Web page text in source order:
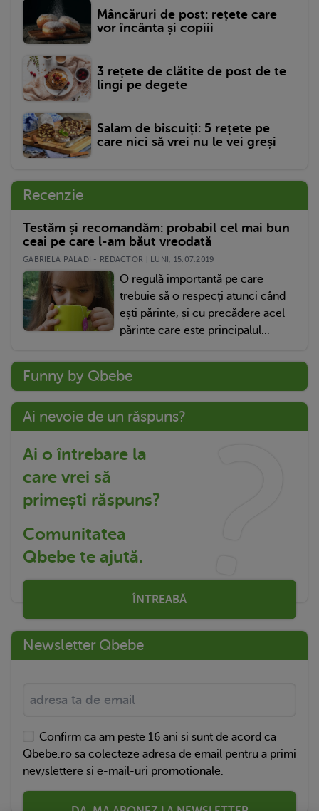
Mâncăruri de post: rețete care
vor încânta și copiii
3 rețete de clătite de post de te
lingi pe degete
Salam de biscuiți: 5 rețete pe
care nici să vrei nu le vei greși
Recenzie
Testăm și recomandăm: probabil cel mai bun
ceai pe care l-am băut vreodată
GABRIELA PALADI - REDACTOR | LUNI, 15.07.2019
O regulă importantă pe care
trebuie să o respecți atunci când
ești părinte, și cu precădere acel
părinte care este principalul...
Funny by Qbebe
Ai nevoie de un răspuns?
Ai o întrebare la
care vrei să
primești răspuns?
Comunitatea
Qbebe te ajută.
ÎNTREABĂ
Newsletter Qbebe
Confirm ca am peste 16 ani si sunt de acord ca
Qbebe.ro sa colecteze adresa de email pentru a primi
newslettere si e-mail-uri promotionale.